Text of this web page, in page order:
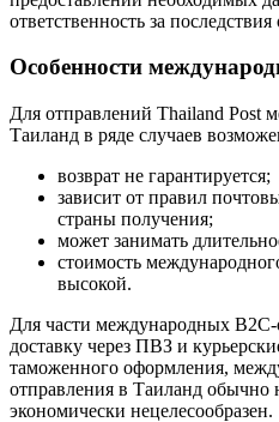
ответственность за
Особенности
Для отправлений Thailand Post
Таиланд в ряде случаев
возврат не гарантируется;
зависит от правил
страны получения;
может занимать
стоимость
высокой.
Для части международных
доставку через ПВЗ и
таможенного оформления,
отправления в Таиланд обычно
экономически нецелесообразен.